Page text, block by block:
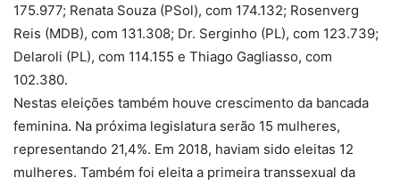
175.977; Renata Souza (PSol), com 174.132; Rosenverg
Reis (MDB), com 131.308; Dr. Serginho (PL), com 123.739;
Delaroli (PL), com 114.155 e Thiago Gagliasso, com
102.380.
Nestas eleições também houve crescimento da bancada
feminina. Na próxima legislatura serão 15 mulheres,
representando 21,4%. Em 2018, haviam sido eleitas 12
mulheres. Também foi eleita a primeira transsexual da